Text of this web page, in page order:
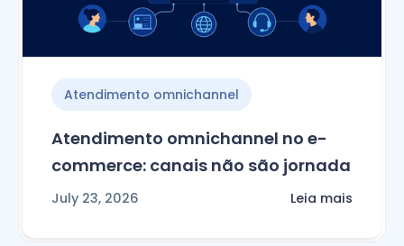
Atendimento omnichannel
Atendimento omnichannel no e-
commerce: canais não são jornada
July 23, 2026 Leia mais